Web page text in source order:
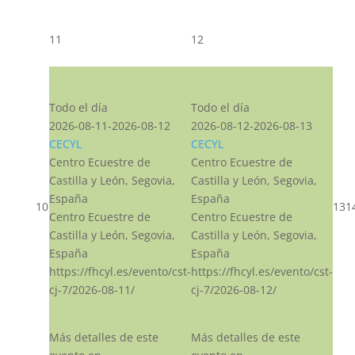
10
11
Todo el día
2026-08-11-2026-08-12
CECYL
Centro Ecuestre de
Castilla y León, Segovia,
España
Centro Ecuestre de
Castilla y León, Segovia,
España
https://fhcyl.es/evento/cst-
cj-7/2026-08-11/
Más detalles de este
12
Todo el día
2026-08-12-2026-08-13
CECYL
Centro Ecuestre de
Castilla y León, Segovia,
España
Centro Ecuestre de
Castilla y León, Segovia,
España
https://fhcyl.es/evento/cst-
cj-7/2026-08-12/
Más detalles de este
13